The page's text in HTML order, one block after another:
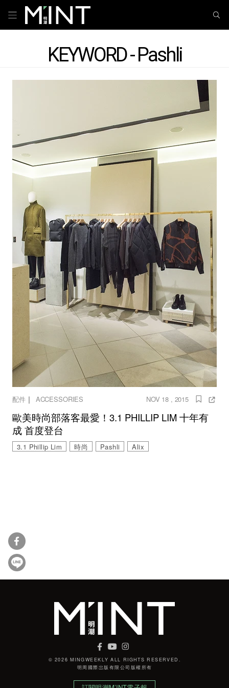
KEYWORD - Pashli
配件｜ ACCESSORIES NOV 18 , 2015
歐美時尚部落客最愛！3.1 PHILLIP LIM 十年有
成 首度登台
3.1 Phillip Lim 時尚 Pashli Alix
© 2026 MINGWEEKLY ALL RIGHTS RESERVED.
明周國際岀版有限公司版權所有